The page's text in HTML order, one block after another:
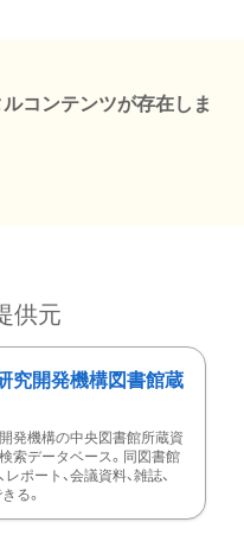
コンテンツが存在しま
供元
究開発機構図書館蔵
発機構の中央図書館所蔵資
索データベース。同図書館
ポート、会議資料、雑誌、
る。